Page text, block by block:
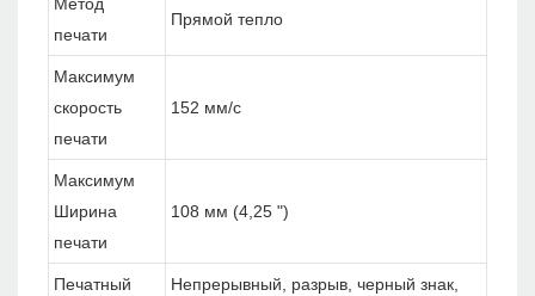
печати
Прямой тепло
Максимум
скорость
печати
152 мм/с
Максимум
Ширина
печати
108 мм (4,25 ")
Печатный
Непрерывный, разрыв, черный знак,